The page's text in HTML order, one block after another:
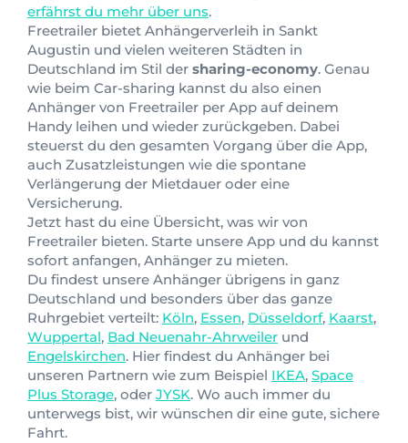
erfährst du mehr über uns.
Freetrailer bietet Anhängerverleih in Sankt
Augustin und vielen weiteren Städten in
Deutschland im Stil der sharing-economy. Genau
wie beim Car-sharing kannst du also einen
Anhänger von Freetrailer per App auf deinem
Handy leihen und wieder zurückgeben. Dabei
steuerst du den gesamten Vorgang über die App,
auch Zusatzleistungen wie die spontane
Verlängerung der Mietdauer oder eine
Versicherung.
Jetzt hast du eine Übersicht, was wir von
Freetrailer bieten. Starte unsere App und du kannst
sofort anfangen, Anhänger zu mieten.
Du findest unsere Anhänger übrigens in ganz
Deutschland und besonders über das ganze
Ruhrgebiet verteilt: Köln, Essen, Düsseldorf, Kaarst,
Wuppertal, Bad Neuenahr-Ahrweiler und
Engelskirchen. Hier findest du Anhänger bei
unseren Partnern wie zum Beispiel IKEA, Space
Plus Storage, oder JYSK. Wo auch immer du
unterwegs bist, wir wünschen dir eine gute, sichere
Fahrt.